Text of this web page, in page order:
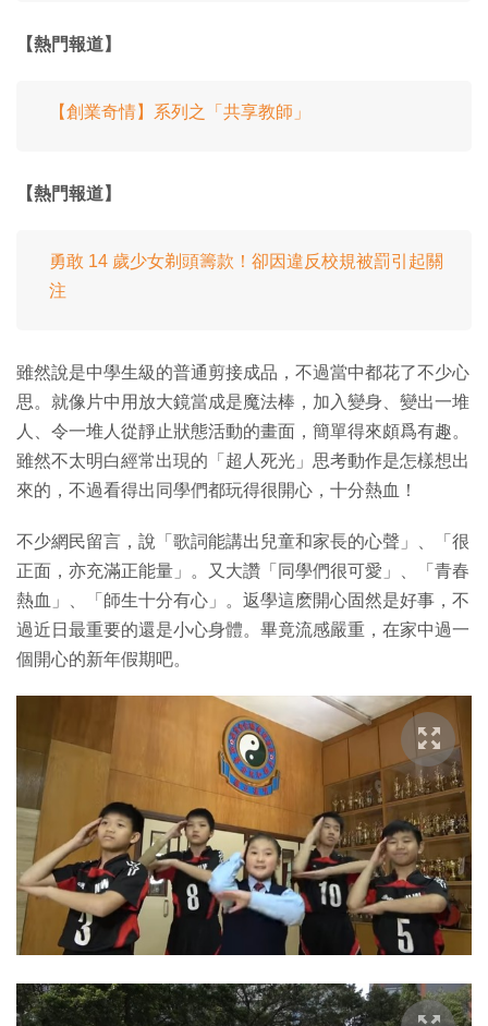
【熱門報道】
【創業奇情】系列之「共享教師」
【熱門報道】
勇敢 14 歲少女剃頭籌款！卻因違反校規被罰引起關
注
雖然說是中學生級的普通剪接成品，不過當中都花了不少心
思。就像片中用放大鏡當成是魔法棒，加入變身、變出一堆
人、令一堆人從靜止狀態活動的畫面，簡單得來頗爲有趣。
雖然不太明白經常出現的「超人死光」思考動作是怎樣想出
來的，不過看得出同學們都玩得很開心，十分熱血！
不少網民留言，說「歌詞能講出兒童和家長的心聲」、「很
正面，亦充滿正能量」。又大讚「同學們很可愛」、「青春
熱血」、「師生十分有心」。返學這麽開心固然是好事，不
過近日最重要的還是小心身體。畢竟流感嚴重，在家中過一
個開心的新年假期吧。